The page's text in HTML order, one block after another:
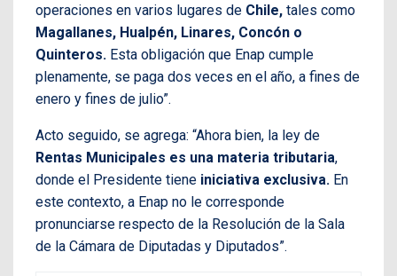
operaciones en varios lugares de Chile, tales como
Magallanes, Hualpén, Linares, Concón o
Quinteros. Esta obligación que Enap cumple
plenamente, se paga dos veces en el año, a fines de
enero y fines de julio”.
Acto seguido, se agrega: “Ahora bien, la ley de
Rentas Municipales es una materia tributaria,
donde el Presidente tiene iniciativa exclusiva. En
este contexto, a Enap no le corresponde
pronunciarse respecto de la Resolución de la Sala
de la Cámara de Diputadas y Diputados”.